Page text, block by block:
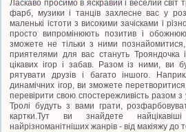
Ласкаво просимо в яскравий і веселий світ
фарб, музики і танців захлесне вас у
маленькі істоти з високими зачісками і
просто випромінюють позитив і
зможете не тільки з ними
приятелями для вас стануть Трояндочка
цікавих ігор і забав. Разом із ними, ви
рятувати друзів і багато іншого.
динамічних ігор, ви зможете
перевірити свою спостережливість разом
Тролі будуть з вами грати,
картки.Тут ви знайдете
найрізноманітніших жанрів - від макіяжу до